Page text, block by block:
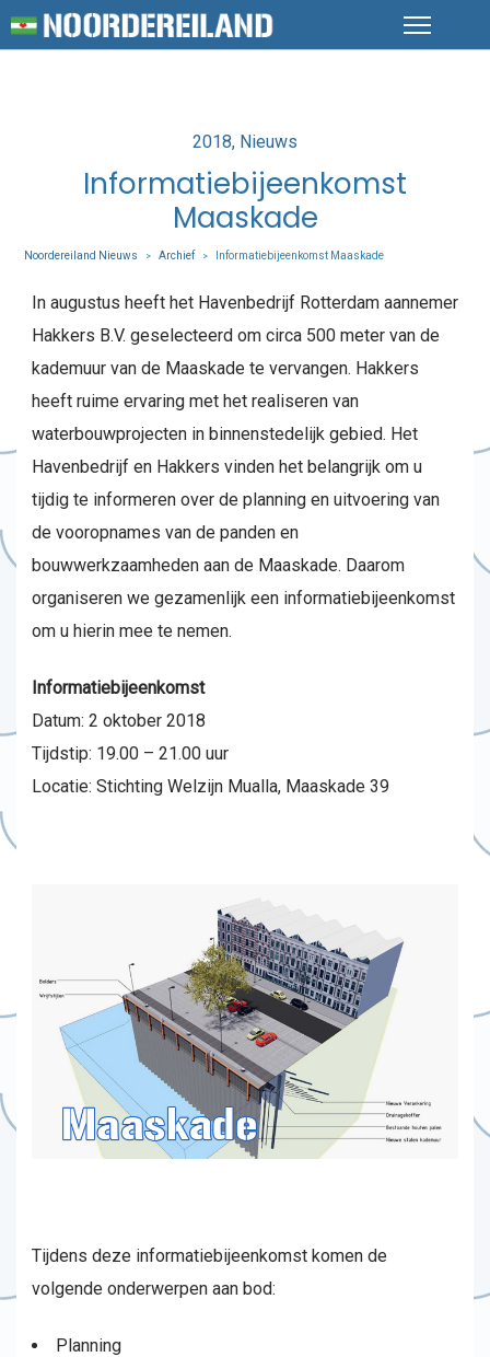
Posted
in
2018 Nieuws
Informatiebijeenkomst
Maaskade
Noordereiland Nieuws > Archief > Informatiebijeenkomst Maaskade
In augustus heeft het Havenbedrijf Rotterdam aannemer
Hakkers B.V. geselecteerd om circa 500 meter van de
kademuur van de Maaskade te vervangen. Hakkers
heeft ruime ervaring met het realiseren van
waterbouwprojecten in binnenstedelijk gebied. Het
Havenbedrijf en Hakkers vinden het belangrijk om u
tijdig te informeren over de planning en uitvoering van
de vooropnames van de panden en
bouwwerkzaamheden aan de Maaskade. Daarom
organiseren we gezamenlijk een informatiebijeenkomst
om u hierin mee te nemen.
Informatiebijeenkomst
Datum: 2 oktober 2018
Tijdstip: 19.00 – 21.00 uur
Locatie: Stichting Welzijn Mualla, Maaskade 39
Tijdens deze informatiebijeenkomst komen de
volgende onderwerpen aan bod:
Planning